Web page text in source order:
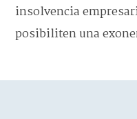
insolvencia
posibiliten una